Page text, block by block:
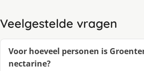
Veelgestelde vragen
Voor hoeveel personen is
nectarine?